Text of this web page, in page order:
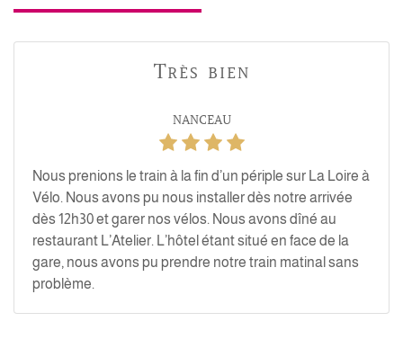
Très bien
NANCEAU
Nous prenions le train à la fin d’un périple sur La Loire à
Vélo. Nous avons pu nous installer dès notre arrivée
dès 12h30 et garer nos vélos. Nous avons dîné au
restaurant L’Atelier. L’hôtel étant situé en face de la
gare, nous avons pu prendre notre train matinal sans
problème.